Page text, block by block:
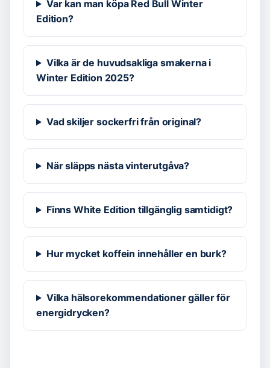
Var kan man köpa Red Bull Winter
Edition?
Vilka är de huvudsakliga smakerna i
Winter Edition 2025?
Vad skiljer sockerfri från original?
När släpps nästa vinterutgåva?
Finns White Edition tillgänglig samtidigt?
Hur mycket koffein innehåller en burk?
Vilka hälsorekommendationer gäller för
energidrycken?